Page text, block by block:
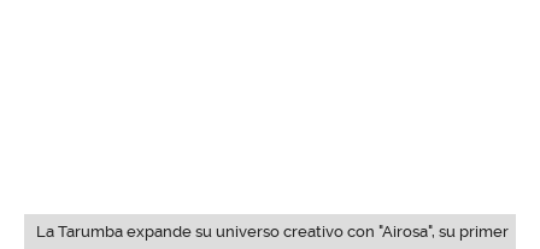
La Tarumba expande su universo creativo con "Airosa", su primer